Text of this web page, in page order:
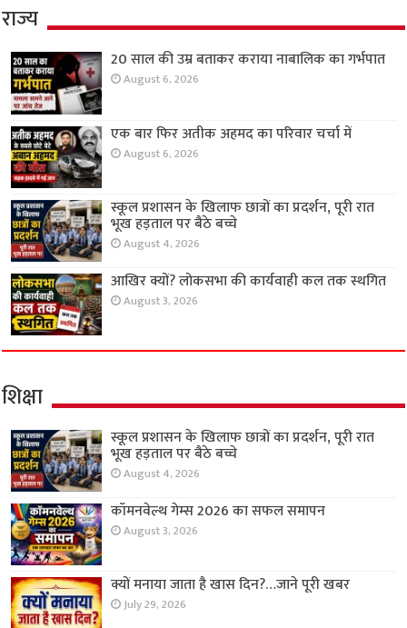
राज्य
20 साल की उम्र बताकर कराया नाबालिक का गर्भपात
August 6, 2026
एक बार फिर अतीक अहमद का परिवार चर्चा में
August 6, 2026
स्कूल प्रशासन के खिलाफ छात्रों का प्रदर्शन, पूरी रात
भूख हड़ताल पर बैठे बच्चे
August 4, 2026
आखिर क्यों? लोकसभा की कार्यवाही कल तक स्थगित
August 3, 2026
शिक्षा
स्कूल प्रशासन के खिलाफ छात्रों का प्रदर्शन, पूरी रात
भूख हड़ताल पर बैठे बच्चे
August 4, 2026
कॉमनवेल्थ गेम्स 2026 का सफल समापन
August 3, 2026
क्यों मनाया जाता है खास दिन?…जाने पूरी खबर
July 29, 2026